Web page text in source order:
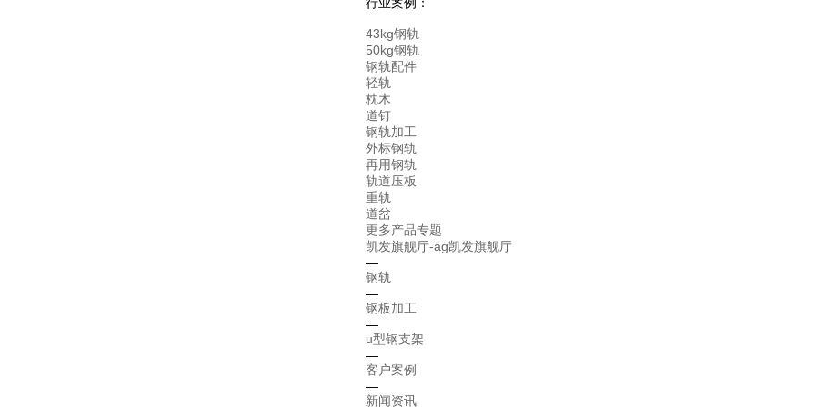
43kg钢轨
50kg钢轨
钢轨配件
轻轨
枕木
道钉
钢轨加工
外标钢轨
再用钢轨
轨道压板
重轨
道岔
更多产品专题
凯发旗舰厅-ag凯发旗舰厅
—
钢轨
—
钢板加工
—
u型钢支架
—
客户案例
—
新闻资讯